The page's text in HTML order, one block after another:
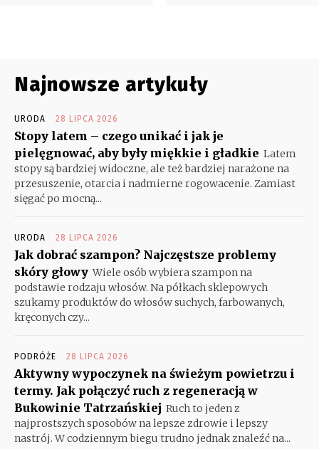
Najnowsze artykuły
URODA 28 LIPCA 2026
Stopy latem – czego unikać i jak je
pielęgnować, aby były miękkie i gładkie Latem
stopy są bardziej widoczne, ale też bardziej narażone na
przesuszenie, otarcia i nadmierne rogowacenie. Zamiast
sięgać po mocną...
URODA 28 LIPCA 2026
Jak dobrać szampon? Najczęstsze problemy
skóry głowy Wiele osób wybiera szampon na
podstawie rodzaju włosów. Na półkach sklepowych
szukamy produktów do włosów suchych, farbowanych,
kręconych czy...
PODRÓŻE 28 LIPCA 2026
Aktywny wypoczynek na świeżym powietrzu i
termy. Jak połączyć ruch z regeneracją w
Bukowinie Tatrzańskiej Ruch to jeden z
najprostszych sposobów na lepsze zdrowie i lepszy
nastrój. W codziennym biegu trudno jednak znaleźć na...